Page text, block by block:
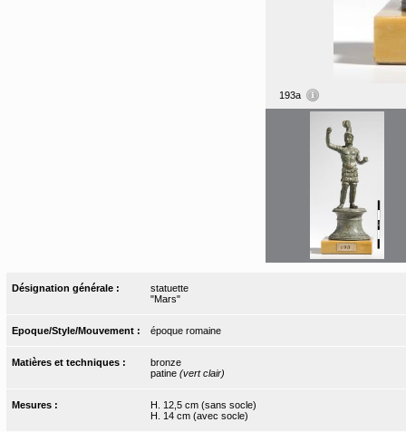
193a
Désignation générale :
statuette
"Mars"
Epoque/Style/Mouvement : époque romaine
Matières et techniques :
bronze
patine (vert clair)
Mesures :
H. 12,5 cm (sans socle)
H. 14 cm (avec socle)